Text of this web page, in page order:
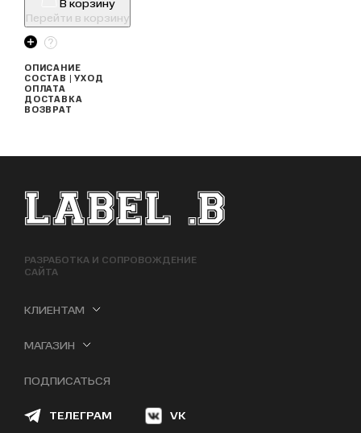
В корзину
Перейти в корзину
ОПИСАНИЕ
СОСТАВ | УХОД
ОПЛАТА
ДОСТАВКА
ВОЗВРАТ
ФУТЕР САЙТА
РАЗРАБОТКА И СОПРОВОЖДЕНИЕ
САЙТА
КЛИЕНТАМ
МАГАЗИН
ПОДПИСАТЬСЯ
ТЕЛЕГРАМ VK